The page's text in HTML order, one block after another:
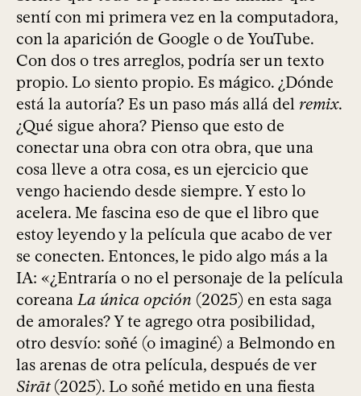
sentí con mi primera vez en la computadora,
con la aparición de Google o de YouTube.
Con dos o tres arreglos, podría ser un texto
propio. Lo siento propio. Es mágico. ¿Dónde
está la autoría? Es un paso más allá del remix.
¿Qué sigue ahora? Pienso que esto de
conectar una obra con otra obra, que una
cosa lleve a otra cosa, es un ejercicio que
vengo haciendo desde siempre. Y esto lo
acelera. Me fascina eso de que el libro que
estoy leyendo y la película que acabo de ver
se conecten. Entonces, le pido algo más a la
IA: «¿Entraría o no el personaje de la película
coreana La única opción (2025) en esta saga
de amorales? Y te agrego otra posibilidad,
otro desvío: soñé (o imaginé) a Belmondo en
las arenas de otra película, después de ver
Sirāt(2025). Lo soñé metido en una fiesta